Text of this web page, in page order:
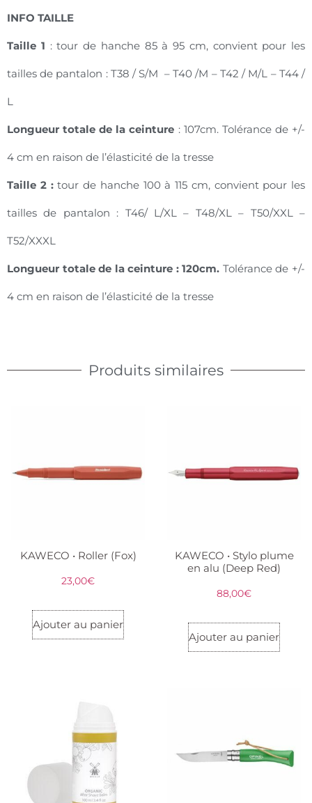
INFO TAILLE
Taille 1 : tour de hanche 85 à 95 cm, convient pour les
tailles de pantalon : T38 / S/M – T40 /M – T42 / M/L – T44 /
L
Longueur totale de la ceinture : 107cm. Tolérance de +/-
4 cm en raison de l’élasticité de la tresse
Taille 2 :tour de hanche 100 à 115 cm, convient pour les
tailles de pantalon : T46/ L/XL – T48/XL – T50/XXL –
T52/XXXL
Longueur totale de la ceinture : 120cm. Tolérance de +/-
4 cm en raison de l’élasticité de la tresse
Produits similaires
KAWECO • Roller (Fox)
23,00€
Ajouter au panier
KAWECO • Stylo plume
en alu (Deep Red)
88,00€
Ajouter au panier